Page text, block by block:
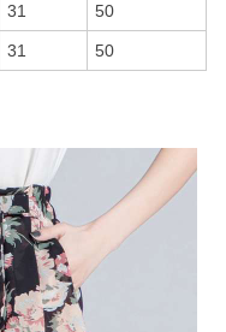
31 50
31 50